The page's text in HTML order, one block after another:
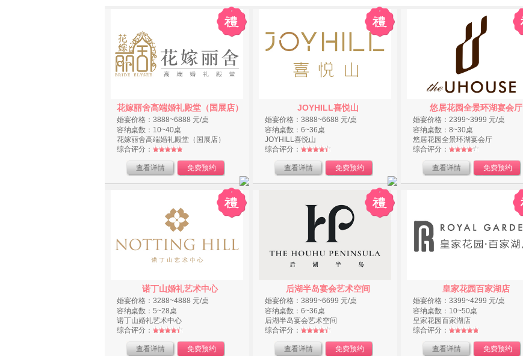
花嫁丽舍高端婚礼殿堂（国展店）
婚宴价格：3888~6888 元/桌
容纳桌数：10~40桌
花嫁丽舍高端婚礼殿堂（国展店）
综合评分：
查看详情 免费预约
JOYHILL喜悦山
婚宴价格：3888~6688 元/桌
容纳桌数：6~36桌
JOYHILL喜悦山
综合评分：
查看详情 免费预约
悠居花园全景环湖宴会厅
婚宴价格：2399~3999 元/桌
容纳桌数：8~30桌
悠居花园全景环湖宴会厅
综合评分：
查看详情 免费预约
诺丁山婚礼艺术中心
婚宴价格：3288~4888 元/桌
容纳桌数：5~28桌
诺丁山婚礼艺术中心
综合评分：
查看详情 免费预约
后湖半岛宴会艺术空间
婚宴价格：3899~6699 元/桌
容纳桌数：6~36桌
后湖半岛宴会艺术空间
综合评分：
查看详情 免费预约
皇家花园百家湖店
婚宴价格：3399~4299 元/桌
容纳桌数：10~50桌
皇家花园百家湖店
综合评分：
查看详情 免费预约